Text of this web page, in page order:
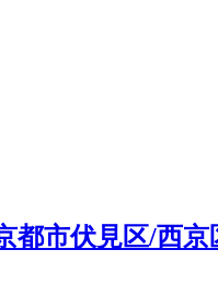
市伏見区/西京